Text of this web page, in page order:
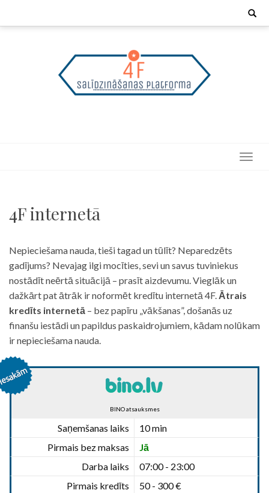
Search
4F internetā
Nepieciešama nauda, tieši tagad un tūlīt? Neparedzēts
gadījums? Nevajag ilgi mocīties, sevi un savus tuviniekus
nostādīt neērtā situācijā – prasīt aizdevumu. Vieglāk un
dažkārt pat ātrāk ir noformēt kredītu internetā 4F. Ātrais
kredīts internetā – bez papīru „vākšanas”, došanās uz
finanšu iestādi un papildus paskaidrojumiem, kādam nolūkam
ir nepieciešama nauda.
BINO atsauksmes
Saņemšanas laiks
10 min
Pirmais bez maksas
Jā
Darba laiks
07:00 - 23:00
Pirmais kredīts
50 - 300 €